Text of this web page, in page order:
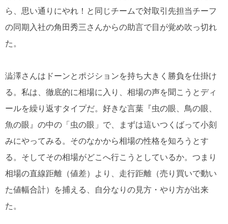
ら、思い通りにやれ！と同じチームで対取引先担当チーフ
の同期入社の角田秀三さんからの助言で目が覚め吹っ切れ
た。
澁澤さんはドーンとポジションを持ち大きく勝負を仕掛け
る。私は、徹底的に相場に入り、相場の声を聞こうとディ
ールを繰り返すタイプだ。好きな言葉『虫の眼、鳥の眼、
魚の眼』の中の「虫の眼」で、まずは這いつくばって小刻
みにやってみる。そのなかから相場の性格を知ろうとす
る。そしてその相場がどこへ行こうとしているか。つまり
相場の直線距離（値差）より、走行距離（売り買いで動い
た値幅合計）を捕える、自分なりの見方・やり方が出来
た。